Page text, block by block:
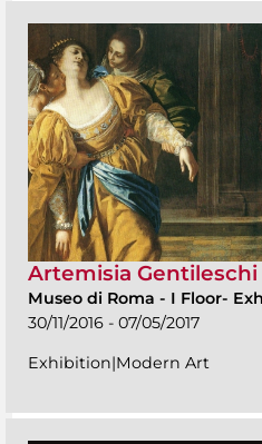
Artemisia
Museo di Roma - I Floor-
30/11/2016 - 07/05/2017
Exhibition|Modern Art